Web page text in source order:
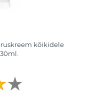
kõikidele